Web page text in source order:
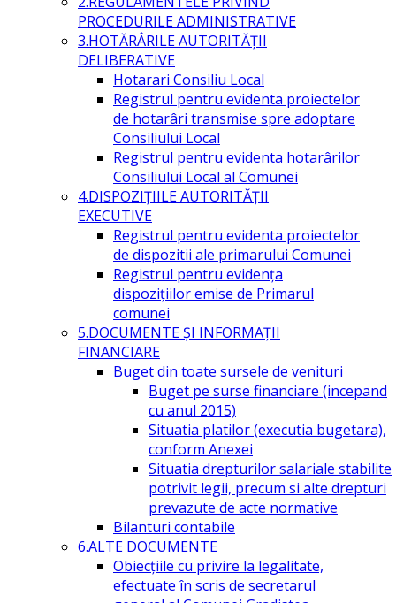
PROCEDURILE ADMINISTRATIVE
3.HOTĂRÂRILE AUTORITĂŢII
DELIBERATIVE
Hotarari Consiliu Local
Registrul pentru evidenta proiectelor
de hotarâri transmise spre adoptare
Consiliului Local
Registrul pentru evidenta hotarârilor
Consiliului Local al Comunei
4.DISPOZIŢIILE AUTORITĂŢII
EXECUTIVE
Registrul pentru evidenta proiectelor
de dispozitii ale primarului Comunei
Registrul pentru evidența
dispozițiilor emise de Primarul
comunei
5.DOCUMENTE ŞI INFORMAŢII
FINANCIARE
Buget din toate sursele de venituri
Buget pe surse financiare (incepand
cu anul 2015)
Situatia platilor (executia bugetara),
conform Anexei
Situatia drepturilor salariale stabilite
potrivit legii, precum si alte drepturi
prevazute de acte normative
Bilanturi contabile
6.ALTE DOCUMENTE
Obiecțiile cu privire la legalitate,
efectuate în scris de secretarul